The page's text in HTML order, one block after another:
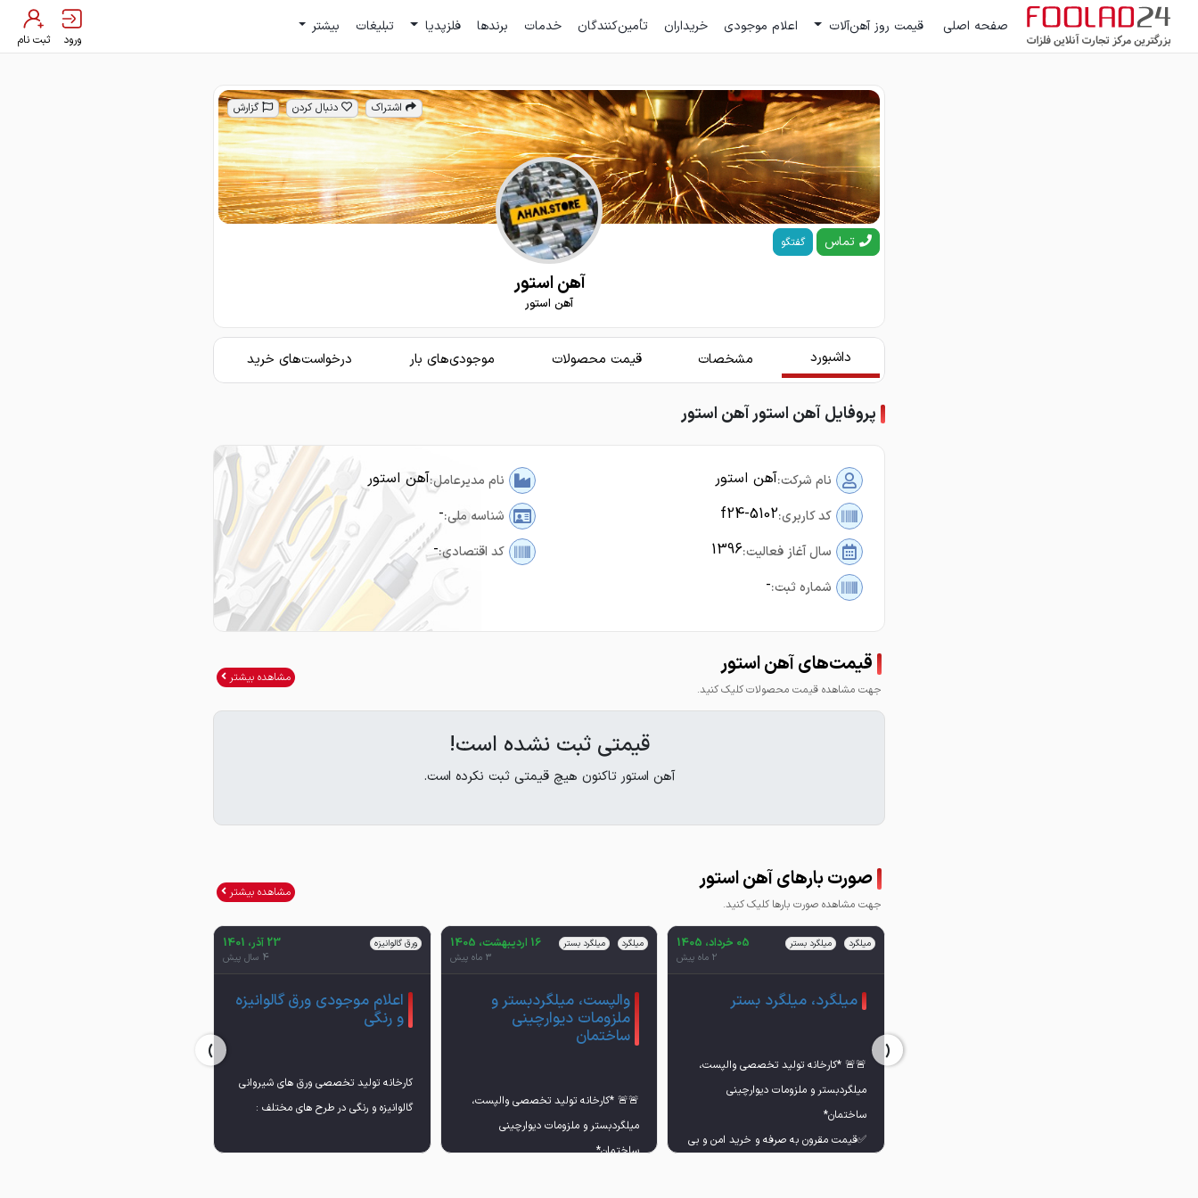
صفحه اصلی قیمت روز آهن‌آلات اعلام موجودی خریداران تأمین‌کنندگان خدمات برندها فلزپدیا تبلیغات بیشتر
ورود ثبت نام
اشتراک دنبال کردن گزارش
تماس گفتگو
آهن استور
آهن استور
داشبورد مشخصات قیمت محصولات موجودی‌های بار درخواست‌های خرید
پروفایل آهن استور آهن استور
نام شرکت:آهن استور نام مدیرعامل:آهن استور
کد کاربری:f24-5102 شناسه ملی:-
سال آغاز فعالیت:1396 کد اقتصادی:-
شماره ثبت:-
قیمت‌های آهن استور
جهت مشاهده قیمت محصولات کلیک کنید.
مشاهده بیشتر
قیمتی ثبت نشده است!
آهن استور تاکنون هیچ قیمتی ثبت نکرده است.
صورت بارهای آهن استور
جهت مشاهده صورت بارها کلیک کنید.
مشاهده بیشتر
میلگرد میلگرد بستر 05 خرداد، 1405
2 ماه پیش
میلگرد، میلگرد بستر
🚨🚨 *کارخانه تولید تخصصی والپست،
میلگردبستر و ملزومات دیوارچینی
✅قیمت مقرون به صرفه و خرید امن و بی
میلگرد میلگرد بستر 16 اردیبهشت، 1405
3 ماه پیش
والپست، میلگردبستر و
ملزومات دیوارچینی
ساختمان
🚨🚨 *کارخانه تولید تخصصی والپست،
میلگردبستر و ملزومات دیوارچینی
ساختمان*
ورق گالوانیزه 23 آذر، 1401
4 سال پیش
اعلام موجودی ورق گالوانیزه
و رنگی
کارخانه تولید تخصصی ورق های شیروانی
کرکره ای، سفال، ذوزنقه ای ، شادولاین و ...
‹
›